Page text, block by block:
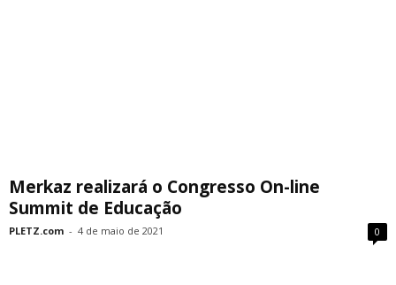
Merkaz realizará o Congresso On-line
Summit de Educação
PLETZ.com - 4 de maio de 2021 0